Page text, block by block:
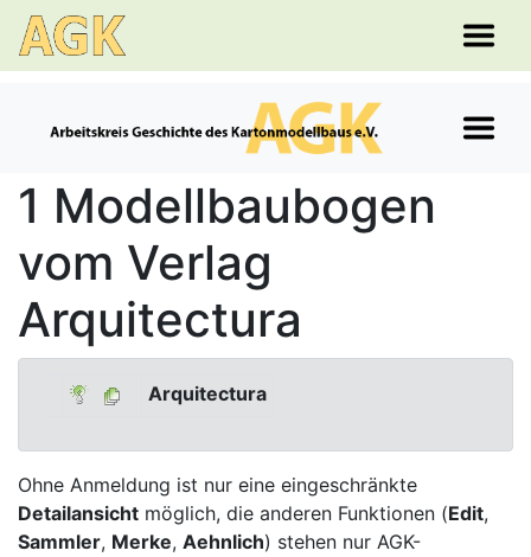
1 Modellbaubogen
vom Verlag
Arquitectura
Arquitectura
Ohne Anmeldung ist nur eine eingeschränkte
Detailansicht möglich, die anderen Funktionen (Edit,
Sammler, Merke, Aehnlich) stehen nur AGK-